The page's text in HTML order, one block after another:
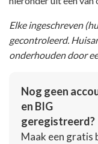
Elke ingeschreven
gecontroleerd.
onderhouden door
Nog geen
en BIG
geregistreerd?
Maak een gratis